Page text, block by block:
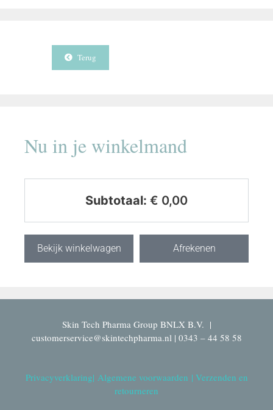
Terug
Nu in je winkelmand
Subtotaal: € 0,00
Bekijk winkelwagen Afrekenen
Skin Tech Pharma Group BNLX B.V. |
customerservice@skintechpharma.nl | 0343 – 44 58 58
Privacyverklaring| Algemene voorwaarden | Verzenden en
retourneren